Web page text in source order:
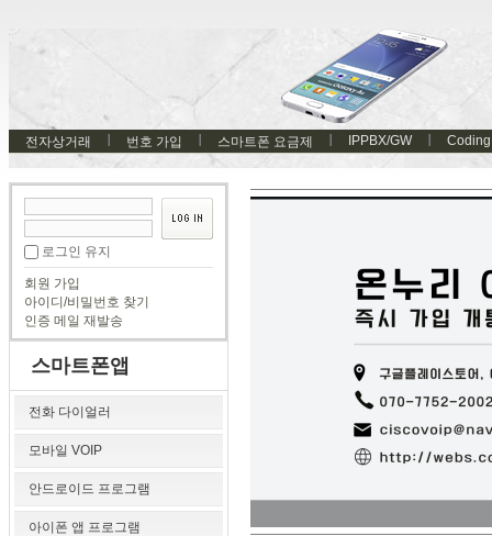
전자상거래 번호 가입 스마트폰 요금제 IPPBX/GW Coding
로그인 유지
회원 가입
아이디/비밀번호 찾기
인증 메일 재발송
스마트폰앱
전화 다이얼러
모바일 VOIP
안드로이드 프로그램
아이폰 앱 프로그램